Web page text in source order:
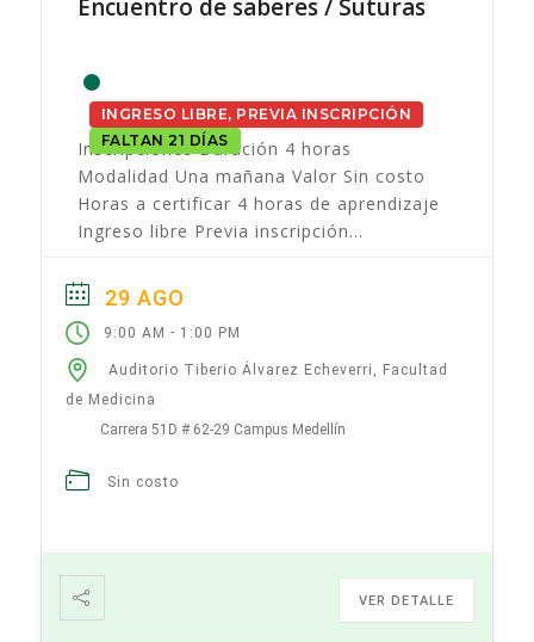
Encuentro de saberes / Suturas
INGRESO LIBRE, PREVIA INSCRIPCIÓN
FALTAN 21 DÍAS
Inscripciones Duración 4 horas
Modalidad Una mañana Valor Sin costo
Horas a certificar​ 4 horas de aprendizaje
Ingreso libre Previa inscripción
acompañado la evolución de la...
29 AGO
9:00 AM - 1:00 PM
Auditorio Tiberio Álvarez Echeverri, Facultad
de Medicina
Carrera 51D # 62-29 Campus Medellín
Sin costo
VER DETALLE